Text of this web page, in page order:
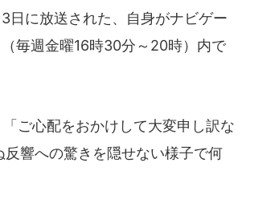
日に放送された、自身がナビゲー
毎週金曜16時30分～20時）内で
ご心配をおかけして大変申し訳な
響への驚きを隠せない様子で何